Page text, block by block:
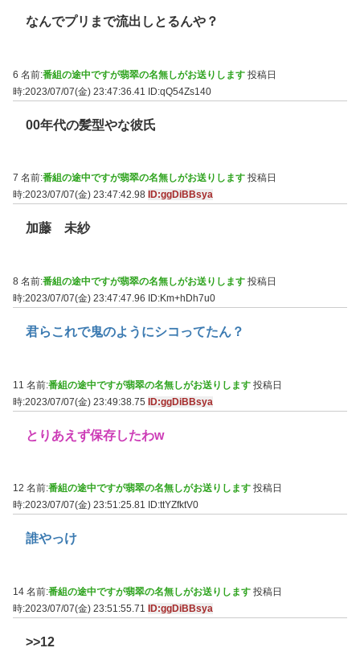
なんでプリまで流出しとるんや？
6 名前:番組の途中ですが翡翠の名無しがお送りします 投稿日
時:2023/07/07(金) 23:47:36.41 ID:qQ54Zs140
00年代の髪型やな彼氏
7 名前:番組の途中ですが翡翠の名無しがお送りします 投稿日
時:2023/07/07(金) 23:47:42.98 ID:ggDiBBsya
加藤 未紗
8 名前:番組の途中ですが翡翠の名無しがお送りします 投稿日
時:2023/07/07(金) 23:47:47.96
ID:Km+hDh7u0
君らこれで鬼のようにシコってたん？
11 名前:番組の途中ですが翡翠の名無しがお送りします 投稿日
時:2023/07/07(金) 23:49:38.75 ID:ggDiBBsya
とりあえず保存したわw
12 名前:番組の途中ですが翡翠の名無しがお送りします 投稿日
時:2023/07/07(金) 23:51:25.81
ID:ttYZfktV0
誰やっけ
14 名前:番組の途中ですが翡翠の名無しがお送りします 投稿日
時:2023/07/07(金) 23:51:55.71 ID:ggDiBBsya
>>12